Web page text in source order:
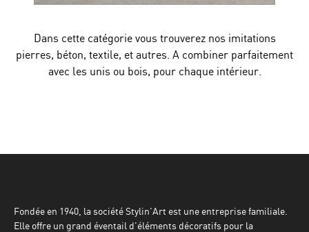
Dans cette catégorie vous trouverez nos imitations
pierres, béton, textile, et autres. A combiner parfaitement
avec les unis ou bois, pour chaque intérieur.
Fondée en 1940, la société Stylin'Art est une entreprise familiale.
Elle offre un grand éventail d'éléments décoratifs pour la